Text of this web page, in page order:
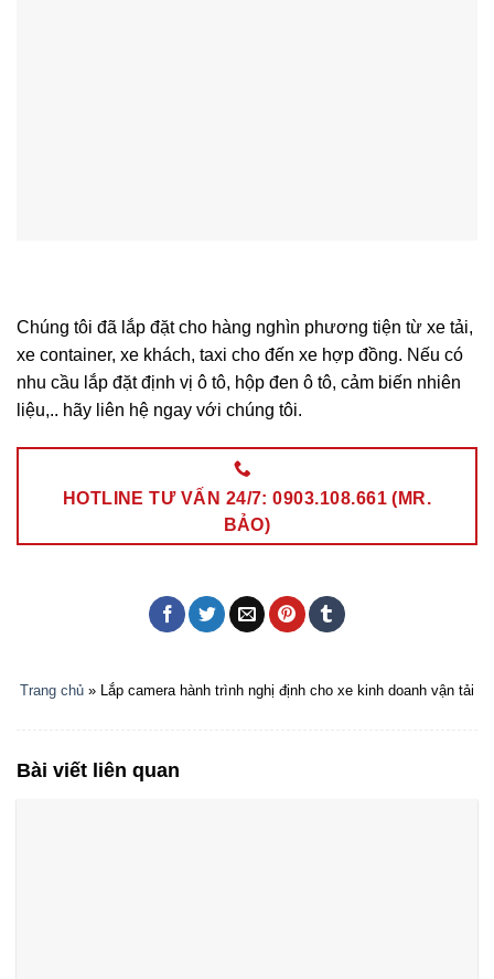
Chúng tôi đã lắp đặt cho hàng nghìn phương tiện từ xe tải,
xe container, xe khách, taxi cho đến xe hợp đồng. Nếu có
nhu cầu lắp đặt định vị ô tô, hộp đen ô tô, cảm biến nhiên
liệu,.. hãy liên hệ ngay với chúng tôi.
HOTLINE TƯ VẤN 24/7: 0903.108.661 (MR.
BẢO)
Trang chủ » Lắp camera hành trình nghị định cho xe kinh doanh vận tải
Bài viết liên quan